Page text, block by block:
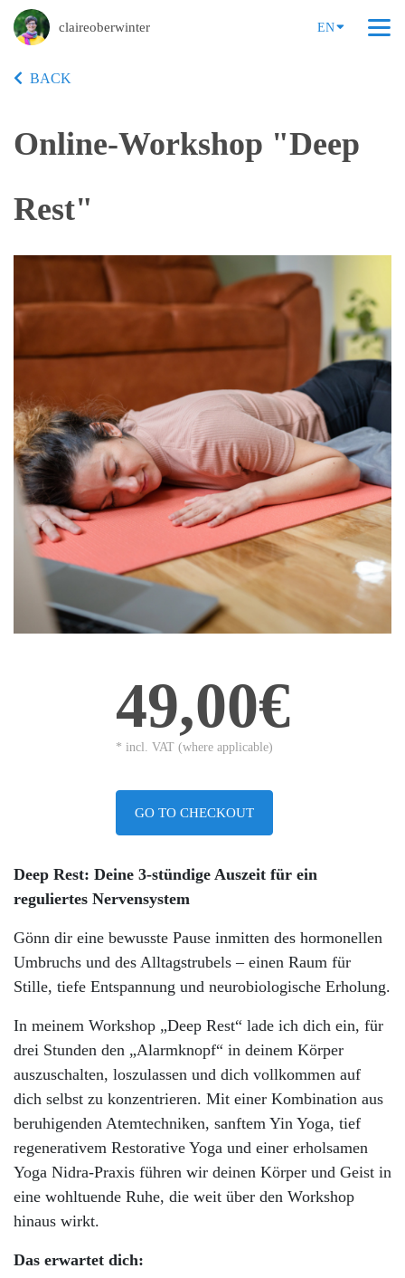
claireoberwinter EN
BACK
Online-Workshop "Deep
Rest"
49,00€
* incl. VAT (where applicable)
GO TO CHECKOUT
Deep Rest: Deine 3-stündige Auszeit für ein
reguliertes Nervensystem
Gönn dir eine bewusste Pause inmitten des hormonellen
Umbruchs und des Alltagstrubels – einen Raum für
Stille, tiefe Entspannung und neurobiologische Erholung.
In meinem Workshop „Deep Rest“ lade ich dich ein, für
drei Stunden den „Alarmknopf“ in deinem Körper
auszuschalten, loszulassen und dich vollkommen auf
dich selbst zu konzentrieren. Mit einer Kombination aus
beruhigenden Atemtechniken, sanftem Yin Yoga, tief
regenerativem Restorative Yoga und einer erholsamen
Yoga Nidra-Praxis führen wir deinen Körper und Geist in
eine wohltuende Ruhe, die weit über den Workshop
hinaus wirkt.
Das erwartet dich: